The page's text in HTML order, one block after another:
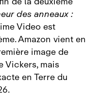
des anneaux :
Video est
Amazon vient en
image de
Vickers, mais
en Terre du